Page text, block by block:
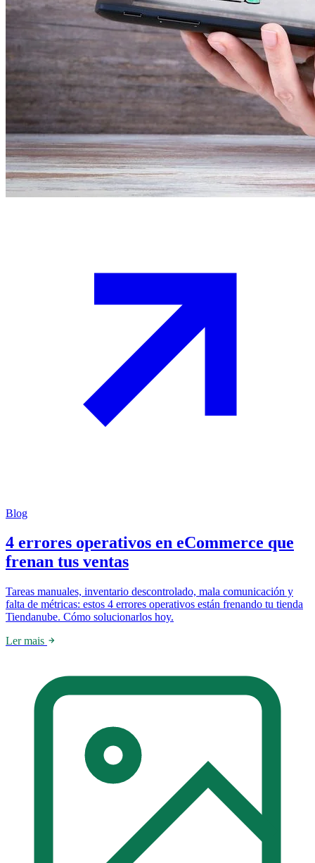
Blog
4 errores operativos en eCommerce que
frenan tus ventas
Tareas manuales, inventario descontrolado, mala comunicación y
falta de métricas: estos 4 errores operativos están frenando tu tienda
Tiendanube. Cómo solucionarlos hoy.
Ler mais